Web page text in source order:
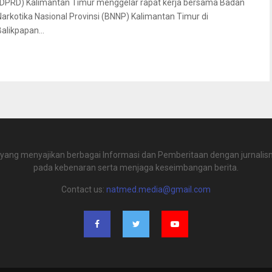
Kalimantan Timur menggelar rapat kerja bersama Badan
Nasional Provinsi (BNNP) Kalimantan Timur di
menyajikan berbagai Informasi dan Pemberitaan dengan
pada kebenaran serta menjaga keseimbangan berita.
Contact us: natmed.media@gmail.com